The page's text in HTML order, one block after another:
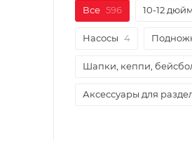
Все 596 10-12
Насосы 4
Шапки, кеппи,
Аксессуары для